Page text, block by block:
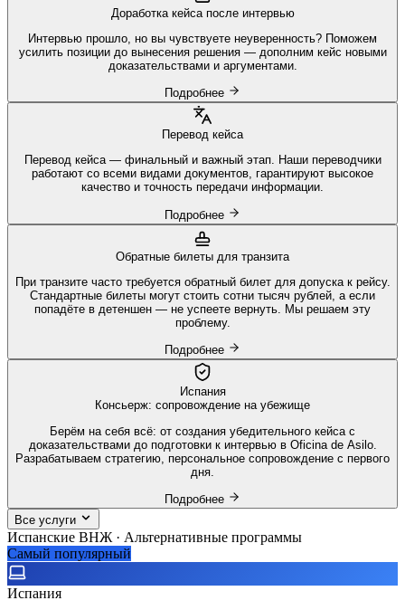
Доработка кейса после интервью
Интервью прошло, но вы чувствуете неуверенность? Поможем
усилить позиции до вынесения решения — дополним кейс новыми
доказательствами и аргументами.
Подробнее
Перевод кейса
Перевод кейса — финальный и важный этап. Наши переводчики
работают со всеми видами документов, гарантируют высокое
качество и точность передачи информации.
Подробнее
Обратные билеты для транзита
При транзите часто требуется обратный билет для допуска к рейсу.
Стандартные билеты могут стоить сотни тысяч рублей, а если
попадёте в детеншен — не успеете вернуть. Мы решаем эту
проблему.
Подробнее
Испания
Консьерж: сопровождение на убежище
Берём на себя всё: от создания убедительного кейса с
доказательствами до подготовки к интервью в Oficina de Asilo.
Разрабатываем стратегию, персональное сопровождение с первого
дня.
Подробнее
Все услуги
Испанские ВНЖ · Альтернативные программы
Самый популярный
Испания